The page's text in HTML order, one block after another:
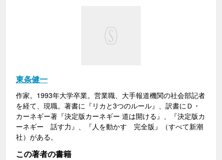
東条健一
作家。1993年大学卒業。営業職、大手報道機関の社会部記者
を経て、現職。著書に『リカと3つのルール』、訳書にＤ・
カーネギー著『決定版カーネギー 道は開ける』、『決定版カ
ーネギー 話す力』、『人を動かす 完全版』（すべて新潮
社）がある。
この著者の書籍